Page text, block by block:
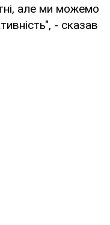
але ми можемо
- сказав